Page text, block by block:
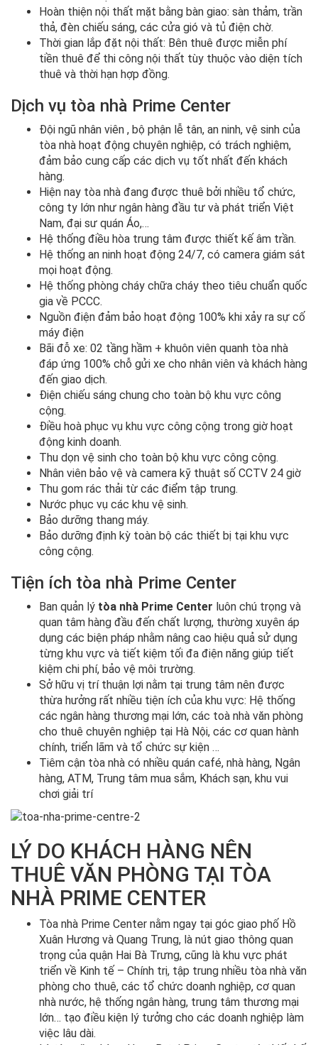
Hoàn thiện nội thất mặt bằng bàn giao: sàn thảm, trần
thả, đèn chiếu sáng, các cửa gió và tủ điện chờ.
Thời gian lắp đặt nội thất: Bên thuê được miễn phí
tiền thuê để thi công nội thất tùy thuộc vào diện tích
thuê và thời hạn hợp đồng.
Dịch vụ tòa nhà Prime Center
Đội ngũ nhân viên , bộ phận lễ tân, an ninh, vệ sinh của
tòa nhà hoạt động chuyên nghiệp, có trách nghiệm,
đảm bảo cung cấp các dịch vụ tốt nhất đến khách
hàng.
Hiện nay tòa nhà đang được thuê bởi nhiều tổ chức,
công ty lớn như ngân hàng đầu tư và phát triển Việt
Nam, đại sư quán Áo,…
Hệ thống điều hòa trung tâm được thiết kế âm trần.
Hệ thống an ninh hoạt động 24/7, có camera giám sát
mọi hoạt động.
Hệ thống phòng cháy chữa cháy theo tiêu chuẩn quốc
gia về PCCC.
Nguồn điện đảm bảo hoạt động 100% khi xảy ra sự cố
máy điện
Bãi đỗ xe: 02 tầng hầm + khuôn viên quanh tòa nhà
đáp ứng 100% chỗ gửi xe cho nhân viên và khách hàng
đến giao dịch.
Điện chiếu sáng chung cho toàn bộ khu vực công
cộng.
Điều hoà phục vụ khu vực công cộng trong giờ hoạt
động kinh doanh.
Thu dọn vệ sinh cho toàn bộ khu vực công cộng.
Nhân viên bảo vệ và camera kỹ thuật số CCTV 24 giờ
Thu gom rác thải từ các điểm tập trung.
Nước phục vụ các khu vệ sinh.
Bảo dưỡng thang máy.
Bảo dưỡng định kỳ toàn bộ các thiết bị tại khu vực
công cộng.
Tiện ích tòa nhà Prime Center
Ban quản lý tòa nhà Prime Center luôn chú trọng và
quan tâm hàng đầu đến chất lượng, thường xuyên áp
dụng các biện pháp nhằm nâng cao hiệu quả sử dụng
từng khu vực và tiết kiệm tối đa điện năng giúp tiết
kiệm chi phí, bảo vệ môi trường.
Sở hữu vị trí thuận lợi nằm tại trung tâm nên được
thừa hưởng rất nhiều tiện ích của khu vực: Hệ thống
các ngân hàng thương mại lớn, các toà nhà văn phòng
cho thuê chuyên nghiệp tại Hà Nội, các cơ quan hành
chính, triển lãm và tổ chức sự kiện …
Tiêm cận tòa nhà có nhiều quán café, nhà hàng, Ngân
hàng, ATM, Trung tâm mua sắm, Khách sạn, khu vui
chơi giải trí
LÝ DO KHÁCH HÀNG NÊN
THUÊ VĂN PHÒNG TẠI TÒA
NHÀ PRIME CENTER
Tòa nhà Prime Center nằm ngay tại góc giao phố Hồ
Xuân Hương và Quang Trung, là nút giao thông quan
trọng của quận Hai Bà Trưng, cũng là khu vực phát
triển về Kinh tế – Chính trị, tập trung nhiều tòa nhà văn
phòng cho thuê, các tổ chức doanh nghiệp, cơ quan
nhà nước, hệ thống ngân hàng, trung tâm thương mại
lớn… tạo điều kiện lý tưởng cho các doanh nghiệp làm
việc lâu dài.